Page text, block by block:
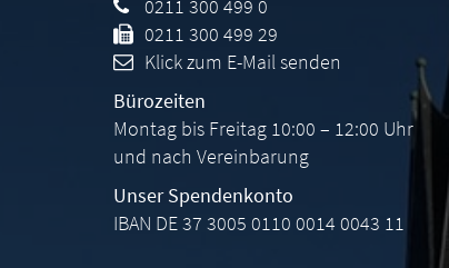
0211 300 499 0
0211 300 499 29
Klick zum E-Mail senden
Bürozeiten
Montag bis Freitag 10:00 – 12:00 Uhr
und nach Vereinbarung
Unser Spendenkonto
IBAN DE 37 3005 0110 0014 0043 11